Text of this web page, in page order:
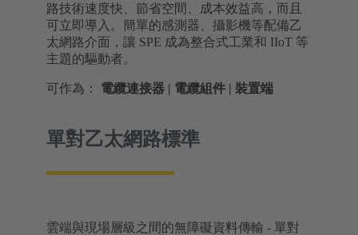
路技術速度快、節省空間、成本效益高，而且
可立即導入。簡單的感測器、攝影機等配備乙
太網路介面，讓 SPE 成為整合式工業和 IIoT 等
主題的驅動者。
可作為： 電纜連接器 | 電纜組件 | 裝置端
單對乙太網路標準
雲端與現場層級之間的無障礙資料傳輸 - 單對